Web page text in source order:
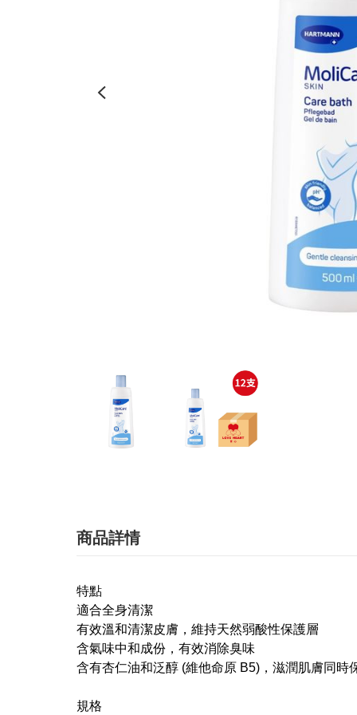
商品詳情
特點
適合全身清潔
有效溫和清潔皮膚，維持天然弱酸性保護層
含氣味中和成份，有效消除臭味
含有杏仁油和泛醇 (維他命原 B5)，滋潤肌膚同時
規格